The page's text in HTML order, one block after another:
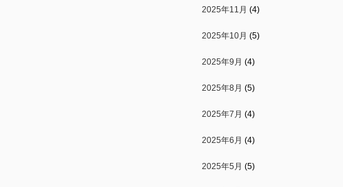
2025年11月 (4)
2025年10月 (5)
2025年9月 (4)
2025年8月 (5)
2025年7月 (4)
2025年6月 (4)
2025年5月 (5)